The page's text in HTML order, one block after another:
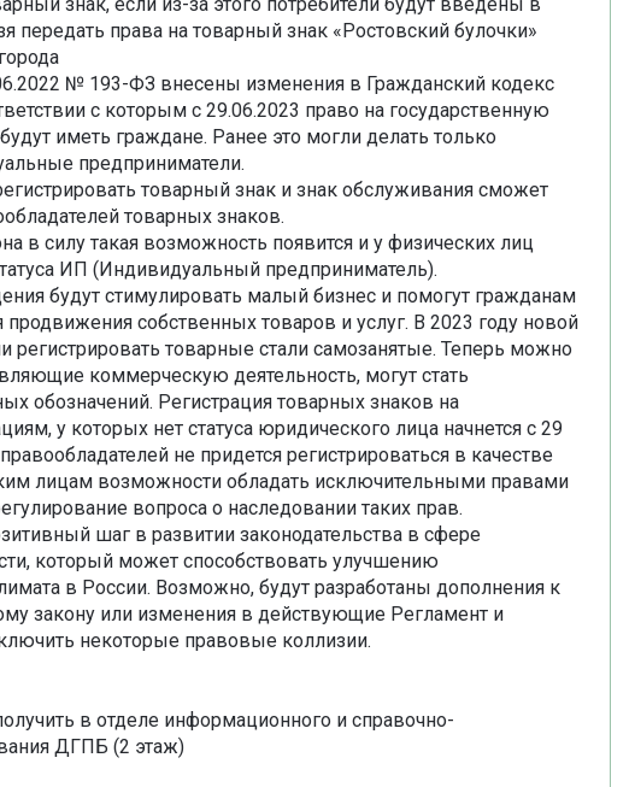
передать права на товарный знак «Ростовский булочки»
№ 193-ФЗ внесены изменения в Гражданский кодекс
с которым с 29.06.2023 право на государственную
иметь граждане. Ранее это могли делать только
предприниматели.
товарный знак и знак обслуживания сможет
товарных знаков.
в силу такая возможность появится и у физических лиц
ИП (Индивидуальный предприниматель).
будут стимулировать малый бизнес и помогут гражданам
собственных товаров и услуг. В 2023 году новой
регистрировать товарные стали самозанятые. Теперь можно
коммерческую деятельность, могут стать
обозначений. Регистрация товарных знаков на
у которых нет статуса юридического лица начнется с 29
не придется регистрироваться в качестве
лицам возможности обладать исключительными правами
вопроса о наследовании таких прав.
шаг в развитии законодательства в сфере
который может способствовать улучшению
в России. Возможно, будут разработаны дополнения к
закону или изменения в действующие Регламент и
некоторые правовые коллизии.
в отделе информационного и справочно-
ДГПБ (2 этаж)